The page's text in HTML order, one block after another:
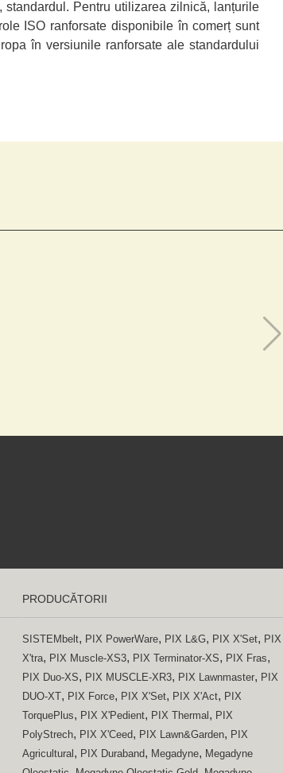
Pentru utilizarea zilnică, lanțurile
ISO ranforsate disponibile în comerț sunt
în versiunile ranforsate ale standardului
PRODUCĂTORII
SISTEMbelt, PIX PowerWare, PIX L&G, PIX X'Set, PIX
X'tra, PIX Muscle-XS3, PIX Terminator-XS, PIX Fras,
PIX Duo-XS, PIX MUSCLE-XR3, PIX Lawnmaster, PIX
DUO-XT, PIX Force, PIX X'Set, PIX X'Act, PIX
TorquePlus, PIX X'Pedient, PIX Thermal , PIX
PolyStrech, PIX X'Ceed, PIX Lawn&Garden, PIX
Agricultural , PIX Duraband, Megadyne, Megadyne